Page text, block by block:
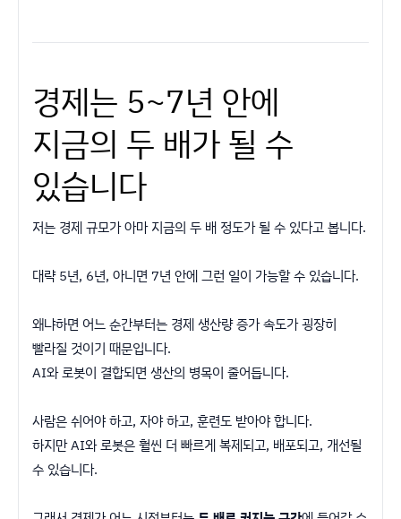
경제는 5~7년 안에
지금의 두 배가 될 수
있습니다
저는 경제 규모가 아마 지금의 두 배 정도가 될 수 있다고 봅니다.
대략 5년, 6년, 아니면 7년 안에 그런 일이 가능할 수 있습니다.
왜냐하면 어느 순간부터는 경제 생산량 증가 속도가 굉장히
빨라질 것이기 때문입니다.
AI와 로봇이 결합되면 생산의 병목이 줄어듭니다.
사람은 쉬어야 하고, 자야 하고, 훈련도 받아야 합니다.
하지만 AI와 로봇은 훨씬 더 빠르게 복제되고, 배포되고, 개선될
수 있습니다.